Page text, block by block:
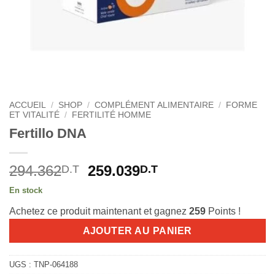
ACCUEIL / SHOP / COMPLÉMENT ALIMENTAIRE /
FORME
ET VITALITÉ / FERTILITÉ HOMME
Fertillo DNA
294.362D.T
Le
était :
294.362D.T.
259.039D.TLe
est :
259.039D.T.
En stock
Achetez ce produit maintenant et gagnez 259 Points !
AJOUTER AU PANIER
UGS : TNP-064188